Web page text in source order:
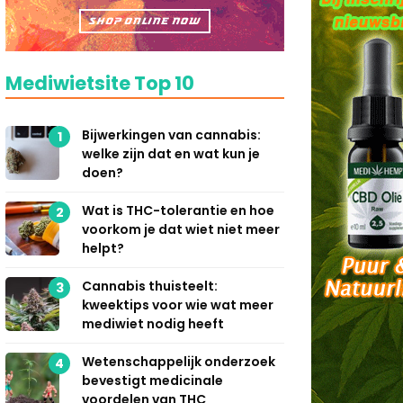
Mediwietsite Top 10
1
Bijwerkingen van cannabis:
welke zijn dat en wat kun je
doen?
2
Wat is THC-tolerantie en hoe
voorkom je dat wiet niet meer
helpt?
3
Cannabis thuisteelt:
kweektips voor wie wat meer
mediwiet nodig heeft
4
Wetenschappelijk onderzoek
bevestigt medicinale
voordelen van THC